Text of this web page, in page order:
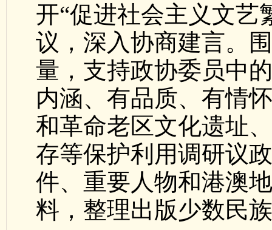
开“促进社会主义文艺
议，深入协商建言。
量，支持政协委员中
内涵、有品质、有情
和革命老区文化遗址
存等保护利用调研议
件、重要人物和港澳
料，整理出版少数民